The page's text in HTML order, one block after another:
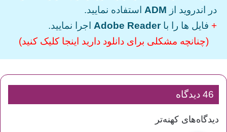
در اندروید از ADM استفاده نمایید.
+ فایل ها را با Adobe Reader اجرا نمایید.
(چنانچه مشکلی برای دانلود دارید اینجا کلیک کنید)
46 دیدگاه
راهبری
دیدگاه‌های کهنه‌تر